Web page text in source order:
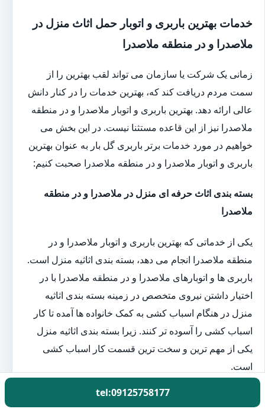
خدمات بهترین باربری و اتوبار حمل اثاث منزل در
ملاصدرا و در منطقه ملاصدرا
زمانی یک شرکت یا سازمان می تواند لقب بهترین را از
سمت مردم دریافت کند که، بهترین خدمات را در کنار دانش
عالی ارائه دهد. بهترین باربری و اتوبار ملاصدرا و در منطقه
ملاصدرا نیز از این قاعده مستثنا نیست. در این بخش می
خواهیم در مورد خدمات برتر باربری گل بار به عنوان بهترین
باربری و اتوبار ملاصدرا و در منطقه ملاصدرا صحبت کنیم:
بسته بندی اثاث حرفه ای منزل در ملاصدرا و در منطقه
ملاصدرا
یکی از خدماتی که بهترین باربری و اتوبار ملاصدرا و در
منطقه ملاصدرا انجام می دهد، بسته بندی اثاثیه منزل است.
باربری ها و اتوبارهای ملاصدرا و در منطقه ملاصدرا با در
اختیار داشتن نیروی متخصص در زمینه بسته بندی اثاثیه
منزل در هنگام اسباب کشی به کمک خانواده ها آمده تا کار
اسباب کشی را آسوده تر کنند. زیرا بسته بندی اثاثیه منزل
یکی از مهم ترین و سخت ترین قسمت کار اسباب کشی
است.
اتوبار حمل اثاث منزل در ملاصدرا و در منطقه ملاصدرا
tel:09125758177